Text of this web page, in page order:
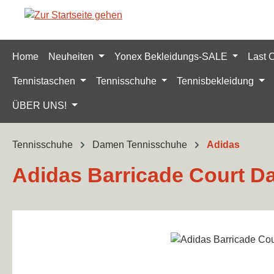
Hauptinhalt springen
Zur Suche springen
Zur Hauptnavigation springen
Home Neuheiten Yonex Bekleidungs-SALE Last
Tennistaschen Tennisschuhe Tennisbekleidung
ÜBER UNS!
Tennisschuhe Damen Tennisschuhe Adidas
Adidas Barricade Court